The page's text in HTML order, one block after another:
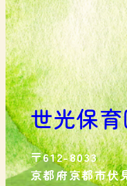
世光保
〒612-8033
京都府京都市伏